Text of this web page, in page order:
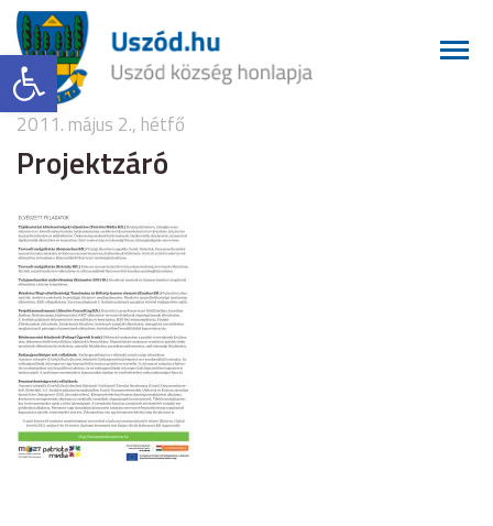
Eszköztár megnyitása
2011. május 2., hétfő
Projektzáró